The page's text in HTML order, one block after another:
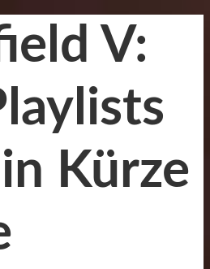
V:
Kürze